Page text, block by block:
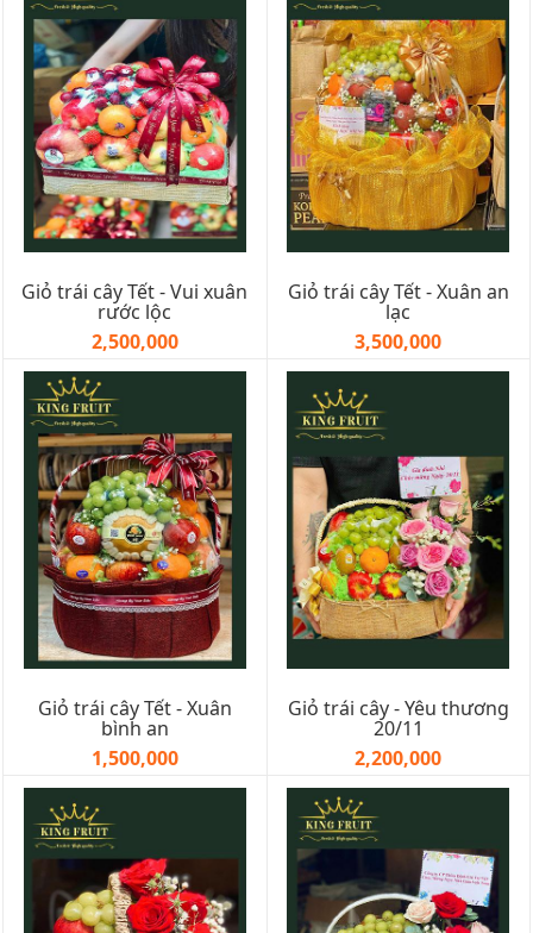
Giỏ trái cây Tết - Vui xuân
rước lộc
2,500,000
Giỏ trái cây Tết - Xuân an
lạc
3,500,000
Giỏ trái cây Tết - Xuân
bình an
1,500,000
Giỏ trái cây - Yêu thương
20/11
2,200,000